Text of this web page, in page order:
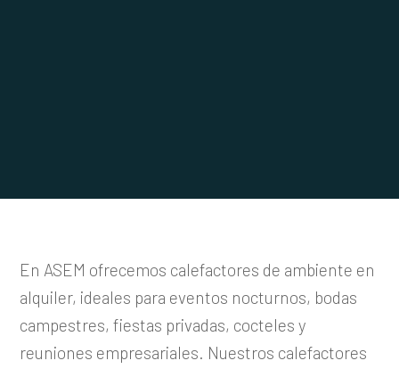
En ASEM ofrecemos calefactores de ambiente en
alquiler, ideales para eventos nocturnos, bodas
campestres, fiestas privadas, cocteles y
reuniones empresariales. Nuestros calefactores